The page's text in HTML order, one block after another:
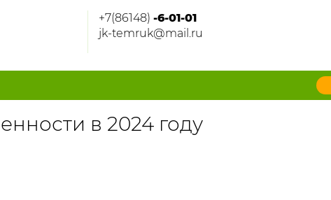
+7(86148) -6-01-01
jk-temruk@mail.ru
в 2024 году